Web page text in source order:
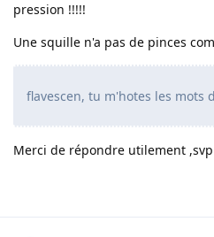
pression !!!!!
Une squille n'a pas de pinces
flavescen, tu m'hotes les mots
Merci de répondre utilement ,svp